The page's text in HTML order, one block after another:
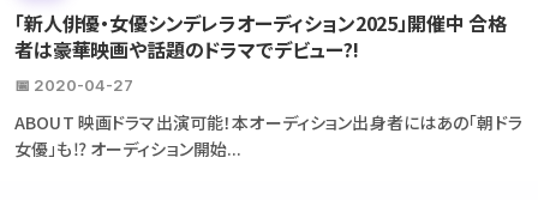
「新人俳優・女優シンデレラオーディション2025」開催中 合格
者は豪華映画や話題のドラマでデビュー?!
📅 2020-04-27
ABOUT 映画ドラマ出演可能！本オーディション出身者にはあの「朝ドラ
女優」も⁉ オーディション開始...